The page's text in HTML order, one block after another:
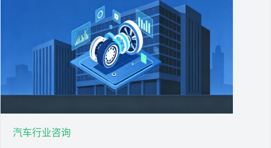
汽车行业咨询